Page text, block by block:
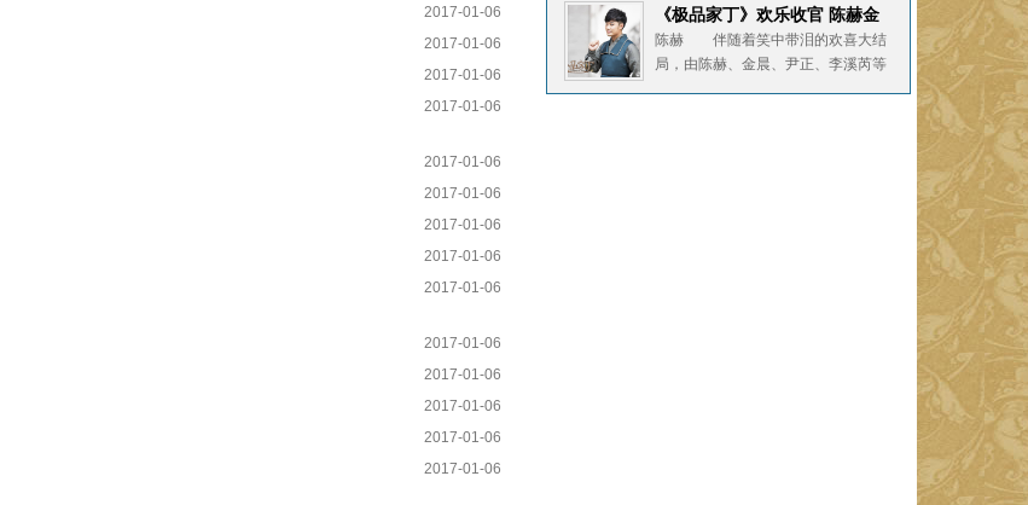
2017-01-06
2017-01-06
2017-01-06
2017-01-06
2017-01-06
2017-01-06
2017-01-06
2017-01-06
2017-01-06
2017-01-06
2017-01-06
2017-01-06
2017-01-06
2017-01-06
主演的都市家庭伦理电视剧《向着幸
福前进》，1月2日登陆央视八套，该
剧以吴奇隆饰演的温文尔雅的产科医
生颜
《极品家丁》欢乐收官 陈赫金
晨“搞”出现象级神剧
陈赫 伴随着笑中带泪的欢喜大结
局，由陈赫、金晨、尹正、李溪芮等